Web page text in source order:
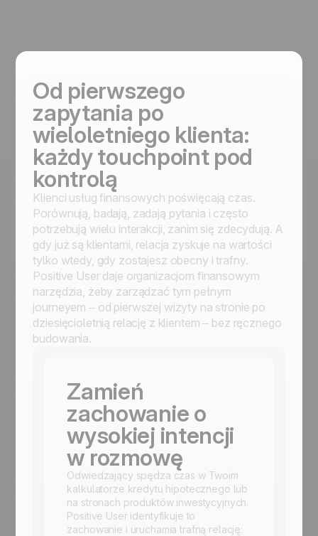
Od pierwszego
zapytania po
wieloletniego klienta:
każdy touchpoint pod
kontrolą
Klienci usług finansowych poświęcają czas.
Porównują, badają, zadają pytania i często
potrzebują wielu interakcji, zanim się zdecydują. A
gdy już są klientami, relacja zyskuje na wartości
tylko wtedy, gdy zostajesz obecny i trafny.
Positive User daje organizacjom finansowym
narzędzia, żeby zarządzać tym pełnym
journeyem – od pierwszej wizyty na stronie po
dziesięcioletnią relację z klientem – bez ręcznego
budowania.
Zamień
zachowanie o
wysokiej intencji
w rozmowę
Odwiedzający spędza czas w Twoim
kalkulatorze kredytu hipotecznego lub
na stronach produktów inwestycyjnych.
Positive User identyfikuje to
zachowanie i uruchamia trafną relację: